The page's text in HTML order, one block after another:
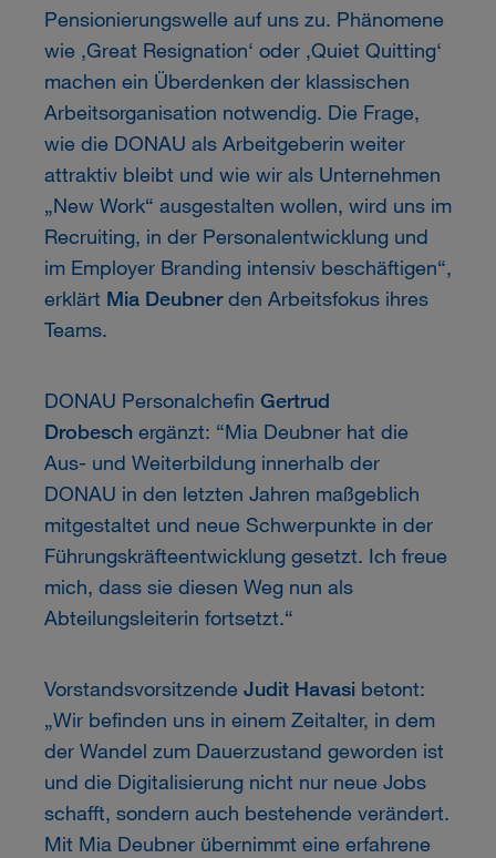
Pensionierungswelle auf uns zu. Phänomene
wie ‚Great Resignation‘ oder ‚Quiet Quitting‘
machen ein Überdenken der klassischen
Arbeitsorganisation notwendig. Die Frage,
wie die DONAU als Arbeitgeberin weiter
attraktiv bleibt und wie wir als Unternehmen
„New Work“ ausgestalten wollen, wird uns im
Recruiting, in der Personalentwicklung und
im Employer Branding intensiv beschäftigen“,
erklärt Mia Deubnerden Arbeitsfokus ihres
Teams.
DONAU Personalchefin Gertrud
Drobeschergänzt: “Mia Deubner hat die
Aus- und Weiterbildung innerhalb der
DONAU in den letzten Jahren maßgeblich
mitgestaltet und neue Schwerpunkte in der
Führungskräfteentwicklung gesetzt. Ich freue
mich, dass sie diesen Weg nun als
Abteilungsleiterin fortsetzt.“
Vorstandsvorsitzende Judit Havasibetont:
„Wir befinden uns in einem Zeitalter, in dem
der Wandel zum Dauerzustand geworden ist
und die Digitalisierung nicht nur neue Jobs
schafft, sondern auch bestehende verändert.
Mit Mia Deubner übernimmt eine erfahrene